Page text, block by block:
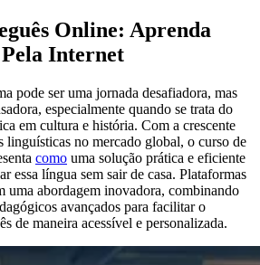
Online: Aprenda
Internet
pode ser uma jornada desafiadora, mas
especialmente quando se trata do
em cultura e história. Com a crescente
linguísticas no mercado global, o curso de
como uma solução prática e eficiente
essa língua sem sair de casa. Plataformas
uma abordagem inovadora, combinando
avançados para facilitar o
de maneira acessível e personalizada.